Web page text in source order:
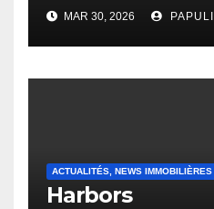
MAR 30, 2026 PAPULI
ACTUALITÉS, NEWS IMMOBILIÈRES
Harbors